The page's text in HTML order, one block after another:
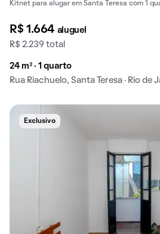
Kitnet para alugar em Santa Teresa com 1
R$ 1.664 aluguel
R$ 2.239 total
24 m² · 1 quarto
Rua Riachuelo, Santa Teresa · Rio de
Exclusivo